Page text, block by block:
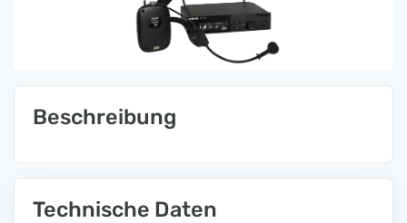
Beschreibung
Technische Daten